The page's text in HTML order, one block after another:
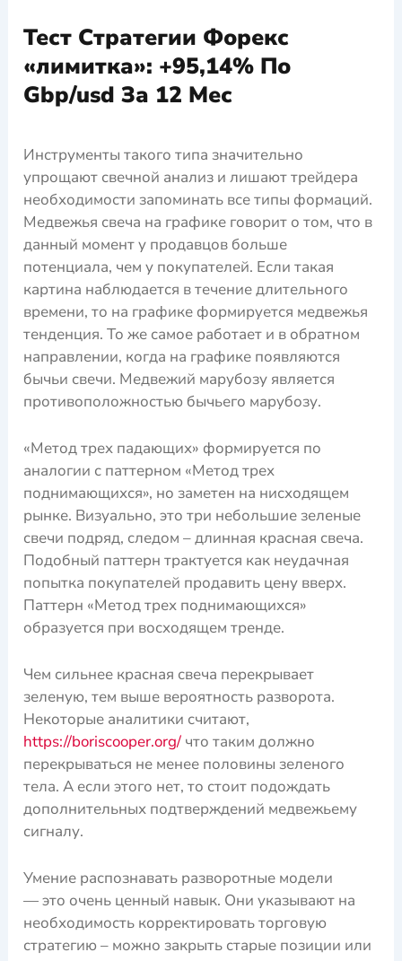
Тест Стратегии Форекс
«лимитка»: +95,14% По
Gbp/usd За 12 Мес
Инструменты такого типа значительно
упрощают свечной анализ и лишают трейдера
необходимости запоминать все типы формаций.
Медвежья свеча на графике говорит о том, что в
данный момент у продавцов больше
потенциала, чем у покупателей. Если такая
картина наблюдается в течение длительного
времени, то на графике формируется медвежья
тенденция. То же самое работает и в обратном
направлении, когда на графике появляются
бычьи свечи. Медвежий марубозу является
противоположностью бычьего марубозу.
«Метод трех падающих» формируется по
аналогии с паттерном «Метод трех
поднимающихся», но заметен на нисходящем
рынке. Визуально, это три небольшие зеленые
свечи подряд, следом – длинная красная свеча.
Подобный паттерн трактуется как неудачная
попытка покупателей продавить цену вверх.
Паттерн «Метод трех поднимающихся»
образуется при восходящем тренде.
Чем сильнее красная свеча перекрывает
зеленую, тем выше вероятность разворота.
Некоторые аналитики считают,
https://boriscooper.org/ что таким должно
перекрываться не менее половины зеленого
тела. А если этого нет, то стоит подождать
дополнительных подтверждений медвежьему
сигналу.
Умение распознавать разворотные модели
— это очень ценный навык. Они указывают на
необходимость корректировать торговую
стратегию – можно закрыть старые позиции или